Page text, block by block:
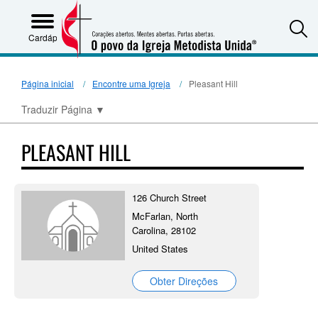
Cardápio
Página inicial Encontre uma Igreja Pleasant Hill
Traduzir Página ▼
PLEASANT HILL
126 Church Street
McFarlan, North
Carolina, 28102
United States
Obter Direções